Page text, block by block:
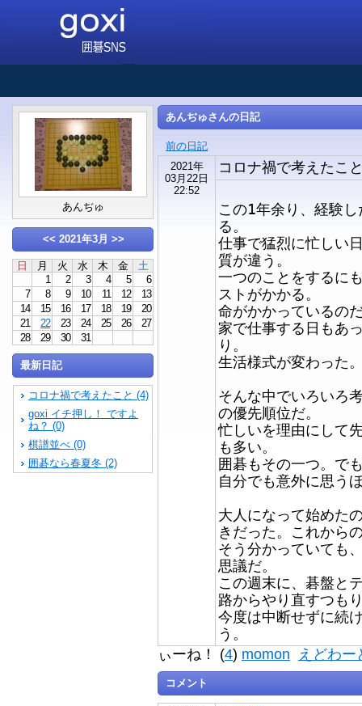
あんぢゅ
<< 2021年3月 >>
日 月 火 水 木 金
土
1
2 3 4 5
6
7
8 9 10 11 12
13
14
15 16 17 18 19
20
21
22 23 24 25 26
27
28
29 30 31
最新日記
コロナ禍で考えたこと (4)
goxi イチ押し！ ですよ
ね？ (0)
棋譜並べ (0)
囲碁なら春夏冬 (2)
あんぢゅさんの日記
前の日記
2021年
03月22日
22:52
コロナ禍で考えたこ
この1年余り、経験
る。
仕事で猛烈に忙しい
質が違う。
一つのことをするに
ストがかかる。
命がかかっているの
家で仕事する日もあ
り。
生活様式が変わった
そんな中でいろいろ
の優先順位だ。
忙しいを理由にして
も多い。
囲碁もその一つ。で
自分でも意外に思う
大人になって始めた
きだった。これから
そう分かっていても
思議だ。
この週末に、碁盤と
路からやり直すつも
今度は中断せずに続
う。
ぃーね！ (4) momon えどわー
コメント